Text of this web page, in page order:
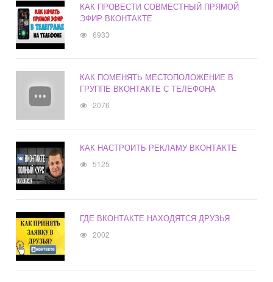
КАК ПРОВЕСТИ СОВМЕСТНЫЙ ПРЯМОЙ
ЭФИР ВКОНТАКТЕ
6933
КАК ПОМЕНЯТЬ МЕСТОПОЛОЖЕНИЕ В
ГРУППЕ ВКОНТАКТЕ С ТЕЛЕФОНА
2076
КАК НАСТРОИТЬ РЕКЛАМУ ВКОНТАКТЕ
5125
ГДЕ ВКОНТАКТЕ НАХОДЯТСЯ ДРУЗЬЯ
2002